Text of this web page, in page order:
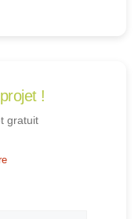
!
gratuit